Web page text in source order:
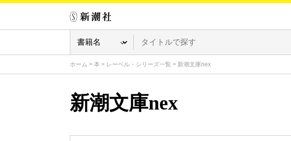
ホーム > 本 > レーベル・シリーズ一覧 > 新潮文庫nex
新潮文庫nex